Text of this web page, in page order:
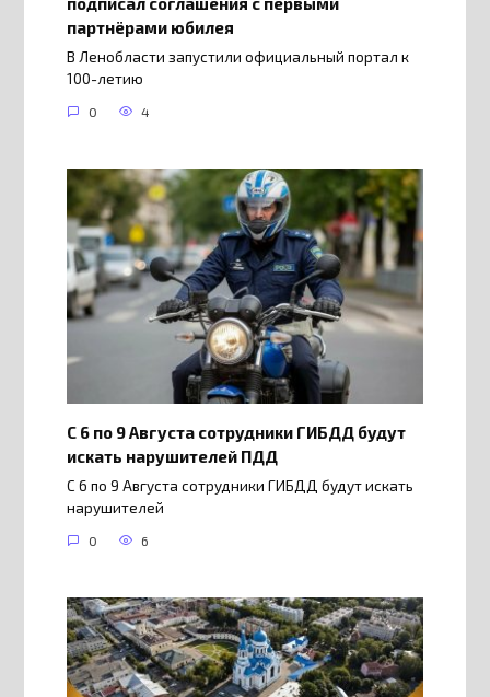
партнёрами юбилея
В Ленобласти запустили официальный портал к
100-летию
0 4
С 6 по 9 Августа сотрудники ГИБДД будут
искать нарушителей ПДД
С 6 по 9 Августа сотрудники ГИБДД будут искать
нарушителей
0 6